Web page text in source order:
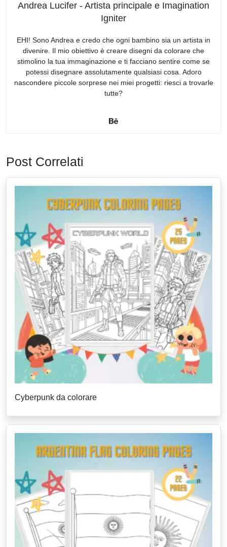
Andrea Lucifer - Artista principale e Imagination
Igniter
EHI! Sono Andrea e credo che ogni bambino sia un artista in
divenire. Il mio obiettivo è creare disegni da colorare che
stimolino la tua immaginazione e ti facciano sentire come se
potessi disegnare assolutamente qualsiasi cosa. Adoro
nascondere piccole sorprese nei miei progetti: riesci a trovarle
tutte?
Post Correlati
Cyberpunk da colorare